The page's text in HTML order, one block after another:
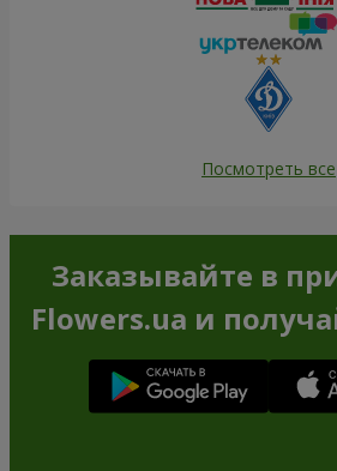
Посмотреть все
Заказывайте в
Flowers.ua и